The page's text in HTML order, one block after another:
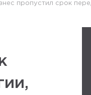
пропустил срок